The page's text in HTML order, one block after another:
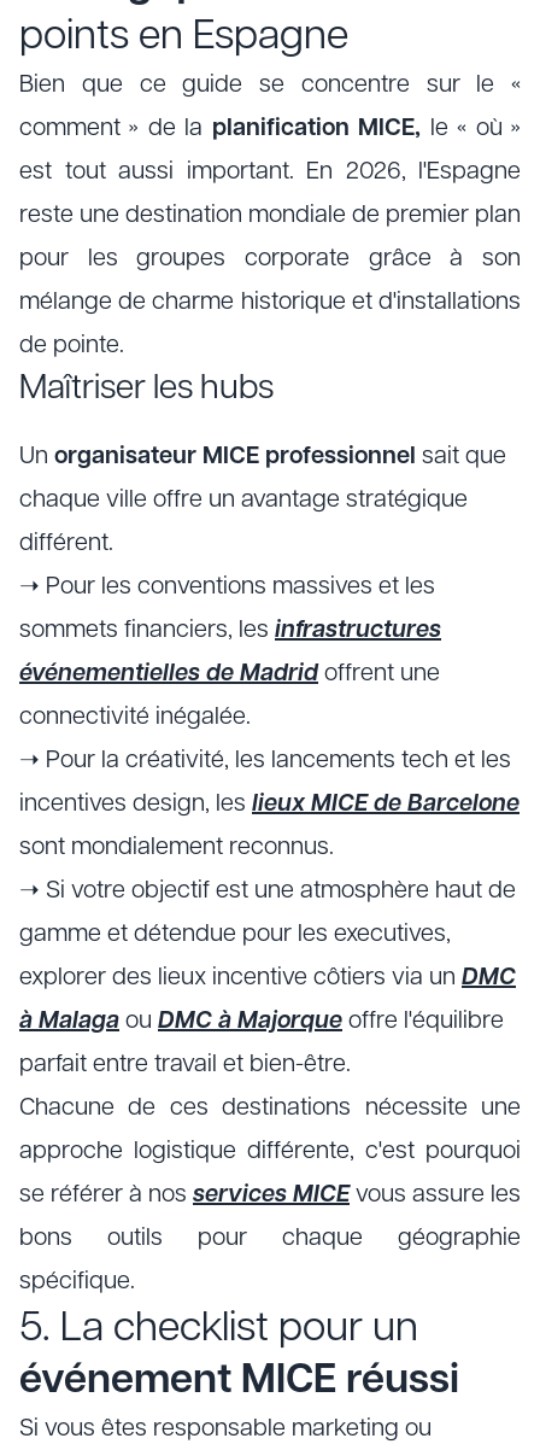
points en Espagne
Bien que ce guide se concentre sur le «
comment » de la planification MICE, le « où »
est tout aussi important. En 2026, l'Espagne
reste une destination mondiale de premier plan
pour les groupes corporate grâce à son
mélange de charme historique et d'installations
de pointe.
Maîtriser les hubs
Un organisateur MICE professionnel sait que
chaque ville offre un avantage stratégique
différent.
➝ Pour les conventions massives et les
sommets financiers, les infrastructures
événementielles de Madrid offrent une
connectivité inégalée.
➝ Pour la créativité, les lancements tech et les
incentives design, les lieux MICE de Barcelone
sont mondialement reconnus.
➝ Si votre objectif est une atmosphère haut de
gamme et détendue pour les executives,
explorer des lieux incentive côtiers via un DMC
à Malaga ou DMC à Majorque offre l'équilibre
parfait entre travail et bien-être.
Chacune de ces destinations nécessite une
approche logistique différente, c'est pourquoi
se référer à nos services MICEvous assure les
bons outils pour chaque géographie
spécifique.
5. La checklist pour un
événement MICE réussi
Si vous êtes responsable marketing ou